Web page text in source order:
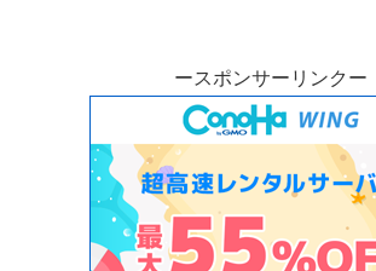
ースポンサーリンクー